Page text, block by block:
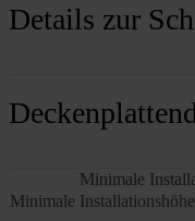
Details zur
Minimale
Minimale